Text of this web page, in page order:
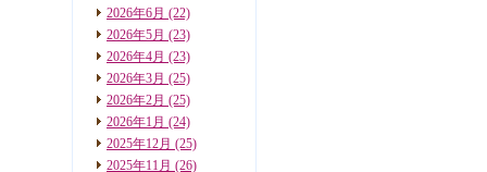
2026年6月 (22)
2026年5月 (23)
2026年4月 (23)
2026年3月 (25)
2026年2月 (25)
2026年1月 (24)
2025年12月 (25)
2025年11月 (26)